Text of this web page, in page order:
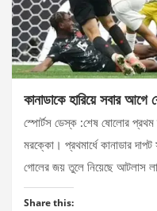
কানাডাকে হারিয়ে সবার আগে
স্পোর্টস ডেস্ক :শেষ ষোলোর প্রথম
মরক্কো। প্রথমার্ধে কানাডার
গোলের জয় তুলে নিয়েছে আটলাস
Share this: